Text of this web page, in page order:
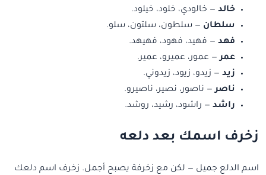
خالد — خالودي، خلود، خيلود.
سلطان — سلطون، سلتون، سلو.
فهد — فهيد، فهود، فهيهد.
عمر— عمور، عميرو، عمير.
زيد — زيدو، زيود، زيدوني.
ناصر— ناصور، نصير، ناصيرو.
راشد — راشود، رشيد، روشد.
زخرف اسمك بعد دلعه
اسم الدلع جميل — لكن مع زخرفة يصبح أجمل. زخرف اسم دلعك